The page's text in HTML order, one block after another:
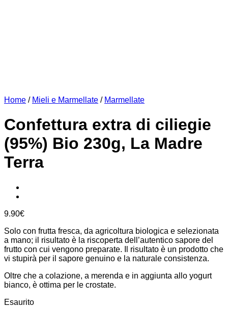
Home / Mieli e Marmellate / Marmellate
Confettura extra di ciliegie
(95%) Bio 230g, La Madre
Terra
9.90€
Solo con frutta fresca, da agricoltura biologica e selezionata
a mano; il risultato è la riscoperta dell’autentico sapore del
frutto con cui vengono preparate. Il risultato è un prodotto che
vi stupirà per il sapore genuino e la naturale consistenza.
Oltre che a colazione, a merenda e in aggiunta allo yogurt
bianco, è ottima per le crostate.
Esaurito